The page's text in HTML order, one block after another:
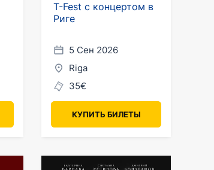
T-Fest с концертом в
Риге
5 Сен 2026
Riga
35€
КУПИТЬ БИЛЕТЫ